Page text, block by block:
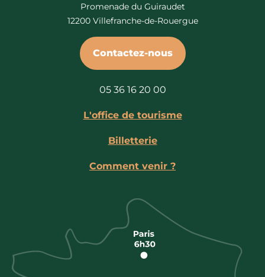
Promenade du Guiraudet
12200 Villefranche-de-Rouergue
Contactez-nous
05 36 16 20 00
L'office de tourisme
Billetterie
Comment venir ?